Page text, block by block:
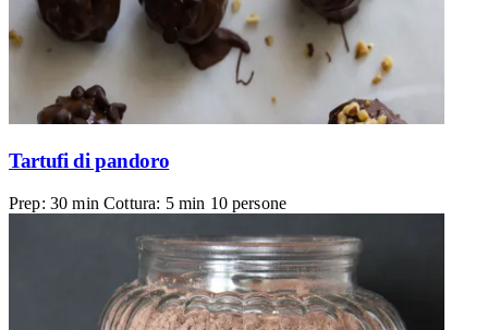
Tartufi di pandoro
Prep: 30 min Cottura: 5 min 10 persone